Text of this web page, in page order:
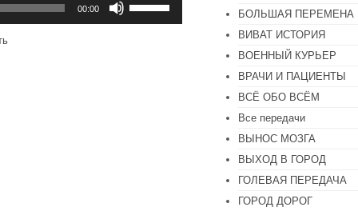
00:00
клавиши
БОЛЬШАЯ ПЕРЕМЕНА
ВИВАТ ИСТОРИЯ
ВОЕННЫЙ КУРЬЕР
ВРАЧИ И ПАЦИЕНТЫ
ВСЁ ОБО ВСЁМ
Все передачи
ВЫНОС МОЗГА
ВЫХОД В ГОРОД
ГОЛЕВАЯ ПЕРЕДАЧА
ГОРОД ДОРОГ